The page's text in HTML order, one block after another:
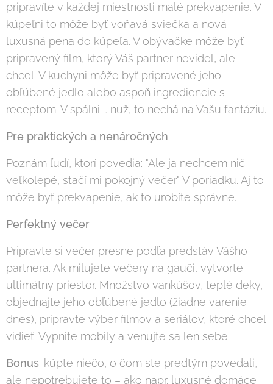
pripravíte v každej miestnosti malé prekvapenie. V
kúpeľni to môže byť voňavá sviečka a nová
luxusná pena do kúpeľa. V obývačke môže byť
pripravený film, ktorý Váš partner nevidel, ale
chcel. V kuchyni môže byť pripravené jeho
obľúbené jedlo alebo aspoň ingrediencie s
receptom. V spálni … nuž, to nechá na Vašu fantáziu.
Pre praktických a nenáročných
Poznám ľudí, ktorí povedia: "Ale ja nechcem nič
veľkolepé, stačí mi pokojný večer." V poriadku. Aj to
môže byť prekvapenie, ak to urobíte správne.
Perfektný večer
Pripravte si večer presne podľa predstáv Vášho
partnera. Ak milujete večery na gauči, vytvorte
ultimátny priestor. Množstvo vankúšov, teplé deky,
objednajte jeho obľúbené jedlo (žiadne varenie
dnes), pripravte výber filmov a seriálov, ktoré chcel
vidieť. Vypnite mobily a venujte sa len sebe.
Bonus: kúpte niečo, o čom ste predtým povedali,
ale nepotrebujete to – ako napr. luxusné domáce